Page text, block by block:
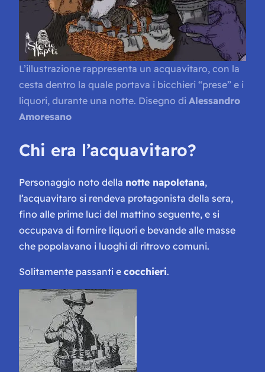
L’illustrazione rappresenta un acquavitaro, con la
cesta dentro la quale portava i bicchieri “prese” e i
liquori, durante una notte. Disegno di Alessandro
Amoresano
Chi era l’acquavitaro?
Personaggio noto della notte napoletana,
l’acquavitaro si rendeva protagonista della sera,
fino alle prime luci del mattino seguente, e si
occupava di fornire liquori e bevande alle masse
che popolavano i luoghi di ritrovo comuni.
Solitamente passanti e cocchieri.